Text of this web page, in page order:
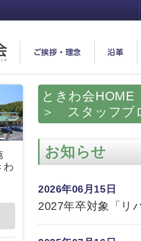
ご挨拶・理念 沿革
ときわ会HOME
＞ スタッフブ
お知らせ